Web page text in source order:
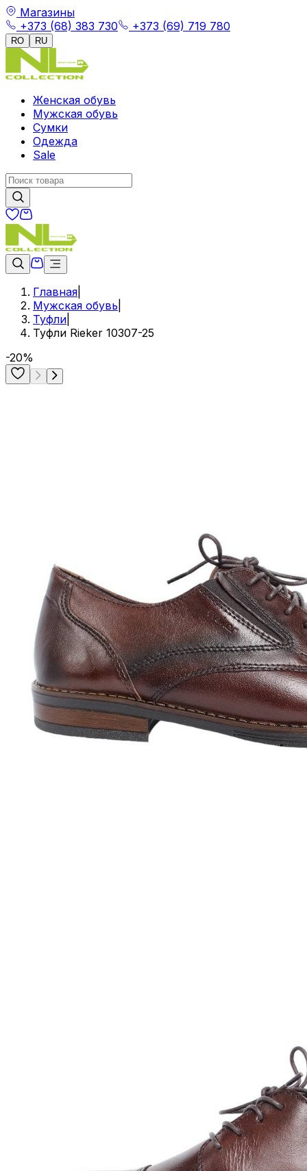
Магазины
+373 (68) 383 730
+373 (69) 719 780
RO RU
Женская обувь
Мужская обувь
Сумки
Одежда
Sale
Главная
Мужская обувь
Туфли
Туфли Rieker 10307-25
-20%